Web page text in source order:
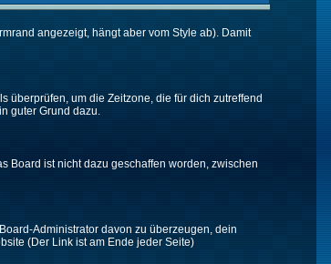
angezeigt, hängt aber vom Style ab). Damit
überprüfen, um die Zeitzone, die für dich zutreffend
guter Grund dazu.
Board ist nicht dazu geschaffen worden, zwischen
Administrator davon zu überzeugen, dein
(Der Link ist am Ende jeder Seite)